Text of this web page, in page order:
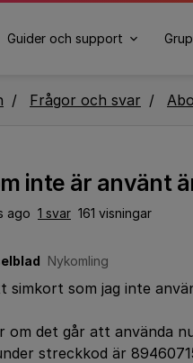
Guider och support
Frågor och svar
inte är använt
ago 1 svar 161 visningar
Nykomling
simkort som jag inte
om det går att använda
streckkod är